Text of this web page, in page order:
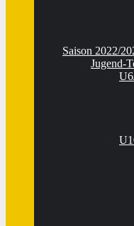
Saison 2022/
Jugend-